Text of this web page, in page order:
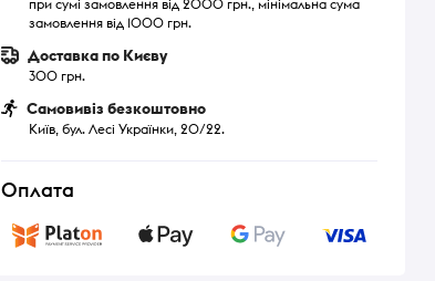
при сумі замовлення від 2000 грн., мінімальна сума
замовлення від 1000 грн.
Доставка по Києву
300 грн.
Самовивіз безкоштовно
Київ, бул. Лесі Українки, 20/22.
Оплата